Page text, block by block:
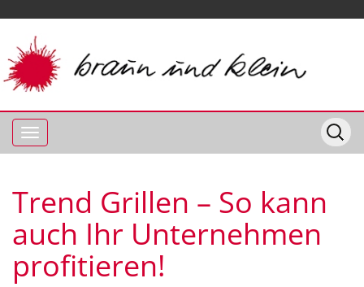
Trend Grillen – So kann
auch Ihr Unternehmen
profitieren!